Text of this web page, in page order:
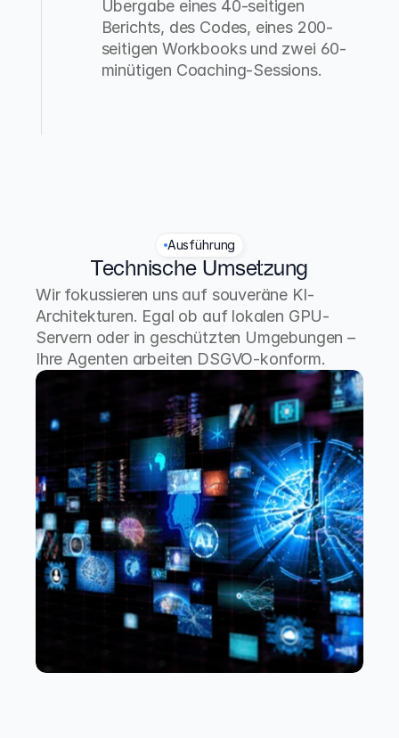
Übergabe eines 40-seitigen
Berichts, des Codes, eines 200-
seitigen Workbooks und zwei 60-
minütigen Coaching-Sessions.
Ausführung
Technische Umsetzung
Wir fokussieren uns auf souveräne KI-
Architekturen. Egal ob auf lokalen GPU-
Servern oder in geschützten Umgebungen –
Ihre Agenten arbeiten DSGVO-konform.